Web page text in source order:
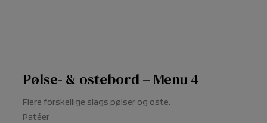
Pølse- & ostebord – Menu 4
Flere forskellige slags pølser og oste.
Patéer